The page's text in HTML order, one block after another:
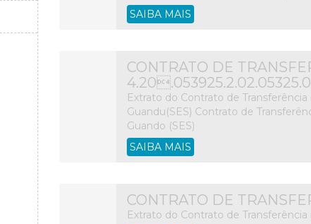
SAIBA MAIS
CONTRATO DE
Extrato do Contrato de Transferência
Guandu(SES) Contrato de
Guando (SES)
SAIBA MAIS
CONTRATO DE
Extrato do Contrato de Transferência